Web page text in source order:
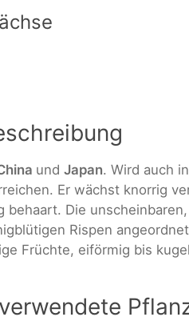
und Japan. Wird auch
Er wächst knorrig
behaart. Die
Rispen
Früchte, eiförmig bis